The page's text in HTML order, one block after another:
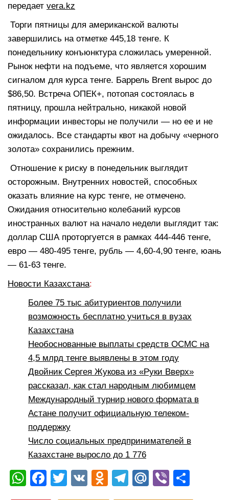
передает vera.kz
Торги пятницы для американской валюты
завершились на отметке 445,18 тенге. К
понедельнику конъюнктура сложилась умеренной.
Рынок нефти на подъеме, что является хорошим
сигналом для курса тенге. Баррель Brent вырос до
$86,50. Встреча ОПЕК+, потопая состоялась в
пятницу, прошла нейтрально, никакой новой
информации инвесторы не получили — но ее и не
ожидалось. Все стандарты квот на добычу «черного
золота» сохранились прежним.
Отношение к риску в понедельник выглядит
осторожным. Внутренних новостей, способных
оказать влияние на курс тенге, не отмечено.
Ожидания относительно колебаний курсов
иностранных валют на начало недели выглядит так:
доллар США проторгуется в рамках 444-446 тенге,
евро — 480-495 тенге, рубль — 4,60-4,90 тенге, юань
— 61-63 тенге.
Новости Казахстана:
Более 75 тыс абитуриентов получили
возможность бесплатно учиться в вузах
Казахстана
Необоснованные выплаты средств ОСМС на
4,5 млрд тенге выявлены в этом году
Двойник Сергея Жукова из «Руки Вверх»
рассказал, как стал народным любимцем
Международный турнир нового формата в
Астане получит официальную телеком-
поддержку
Число социальных предпринимателей в
Казахстане выросло до 1 776
W F
T
V
O
T
M Vi